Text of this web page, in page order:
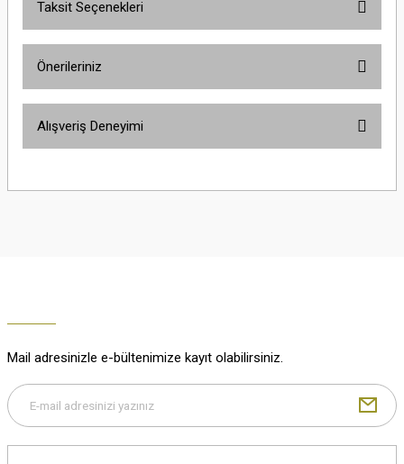
Taksit Seçenekleri
Önerileriniz
yetersiz gördüğünüz noktaları öneri formunu kullanarak tarafımıza
Gönder
Alışveriş Deneyimi
M... K... | 29/12/2025
Mail adresinizle e-bültenimize kayıt olabilirsiniz.